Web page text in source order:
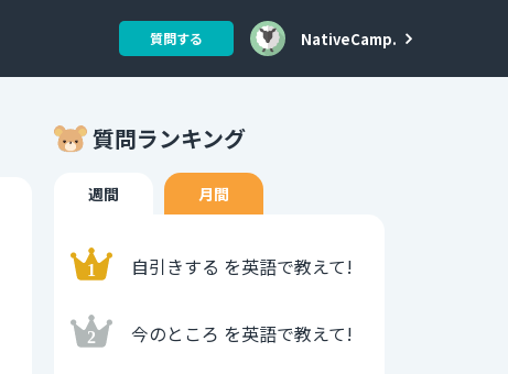
質問する NativeCamp.
質問ランキング
週間 月間
自引きする を英語で教えて!
今のところ を英語で教えて!